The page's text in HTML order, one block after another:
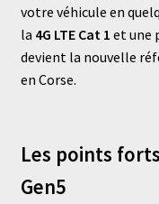
votre véhicule en
la 4G LTE Cat 1 et une
devient la nouvelle
en Corse.
Les points
Gen5